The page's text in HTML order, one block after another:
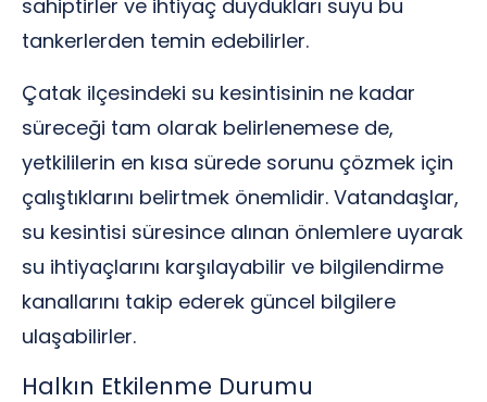
sahiptirler ve ihtiyaç duydukları suyu bu
tankerlerden temin edebilirler.
Çatak ilçesindeki su kesintisinin ne kadar
süreceği tam olarak belirlenemese de,
yetkililerin en kısa sürede sorunu çözmek için
çalıştıklarını belirtmek önemlidir. Vatandaşlar,
su kesintisi süresince alınan önlemlere uyarak
su ihtiyaçlarını karşılayabilir ve bilgilendirme
kanallarını takip ederek güncel bilgilere
ulaşabilirler.
Halkın Etkilenme Durumu